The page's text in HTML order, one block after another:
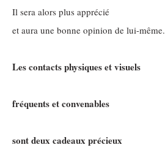
Il sera alors plus apprécié
et aura une bonne opinion de lui-même.
Les contacts physiques et visuels
fréquents et convenables
sont deux cadeaux précieux